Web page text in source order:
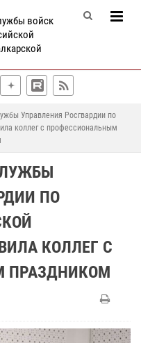
войск
Управления Росгвардии по
коллег с профессиональным
ПО
КОЛЛЕГ С
ПРАЗДНИКОМ